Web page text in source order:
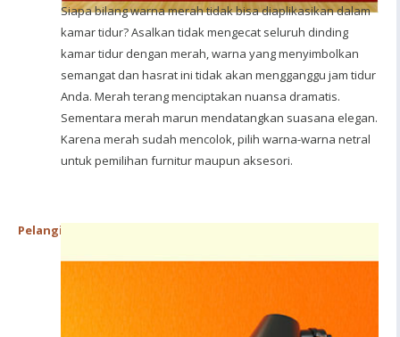
Siapa bilang warna merah tidak bisa diaplikasikan dalam
kamar tidur? Asalkan tidak mengecat seluruh dinding
kamar tidur dengan merah, warna yang menyimbolkan
semangat dan hasrat ini tidak akan mengganggu jam tidur
Anda. Merah terang menciptakan nuansa dramatis.
Sementara merah marun mendatangkan suasana elegan.
Karena merah sudah mencolok, pilih warna-warna netral
untuk pemilihan furnitur maupun aksesori.
Pelangi